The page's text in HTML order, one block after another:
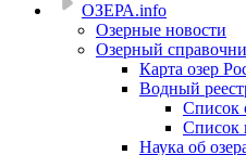
ОЗЕРА.info
Озерные новости
Озерный
Карта озер
Водный
Список
Список
Наука об